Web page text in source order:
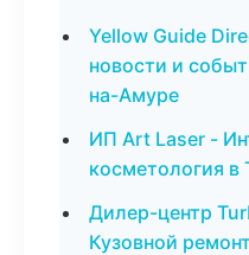
Yellow Guide
новости и
на-Амуре
ИП Art Laser -
косметология в
Дилер-центр
Кузовной